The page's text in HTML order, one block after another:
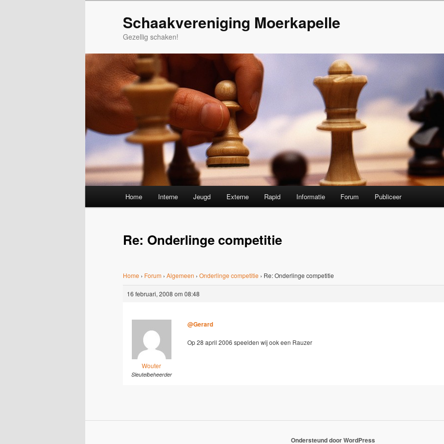
Schaakvereniging Moerkapelle
Gezellig schaken!
Home Interne Jeugd Externe Rapid Informatie Forum Publiceer
Re: Onderlinge competitie
Home › Forum › Algemeen › Onderlinge competitie › Re: Onderlinge competitie
16 februari, 2008 om 08:48
Wouter
Sleutelbeheerder
@Gerard
Op 28 april 2006 speelden wij ook een Rauzer
Ondersteund door WordPress